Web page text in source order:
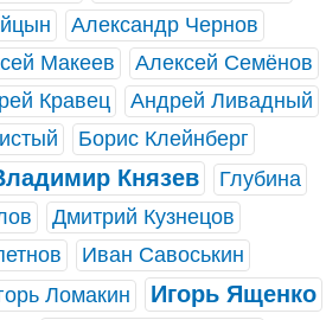
Александр Чернов
Макеев
Алексей Семёнов
Кравец
Андрей Ливадный
Борис Клейнберг
Князев
Глубина
Дмитрий Кузнецов
Иван Савоськин
Ломакин Игорь Ященко